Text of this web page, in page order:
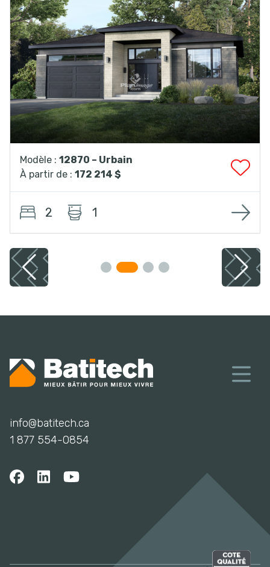
Modèle : 12870 – Urbain
À partir de : 172 214 $
2 1
info@batitech.ca
1 877 554-0854